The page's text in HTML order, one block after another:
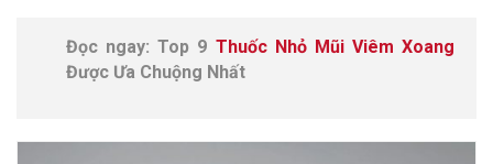
Đọc ngay: Top 9 Thuốc Nhỏ Mũi Viêm Xoang
Được Ưa Chuộng Nhất